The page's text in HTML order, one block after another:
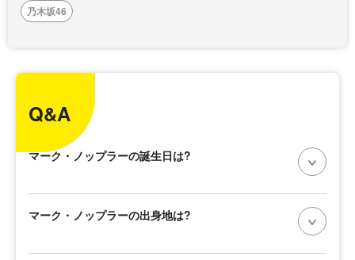
乃木坂46
Q&A
マーク・ノップラーの誕生日は?
マーク・ノップラーの出身地は?